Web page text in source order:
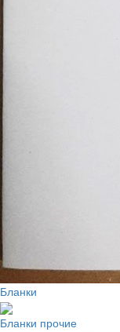
Бланки
Бланки прочие